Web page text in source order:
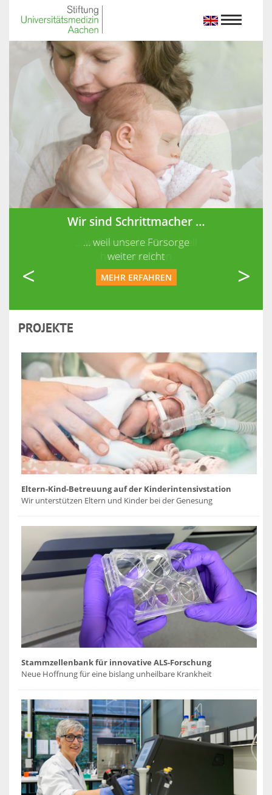
Wir sind Schrittmacher …
… weil unsere Fürsorge
weiter reicht
MEHR ERFAHREN
PROJEKTE
Eltern-Kind-Betreuung auf der Kinderintensivstation
Wir unterstützen Eltern und Kinder bei der Genesung
Stammzellenbank für innovative ALS-Forschung
Neue Hoffnung für eine bislang unheilbare Krankheit